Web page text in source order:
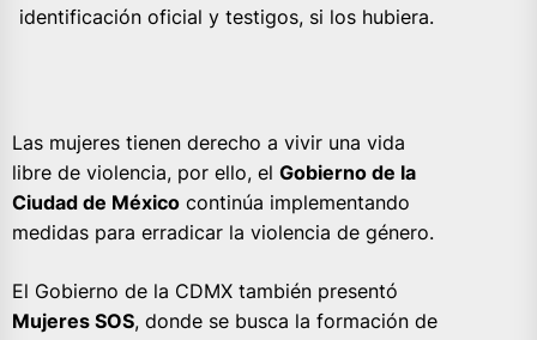
identificación oficial y testigos, si los hubiera.
Las mujeres tienen derecho a vivir una vida
libre de violencia, por ello, el Gobierno de la
Ciudad de México continúa implementando
medidas para erradicar la violencia de género.
El Gobierno de la CDMX también presentó
Mujeres SOS, donde se busca la formación de